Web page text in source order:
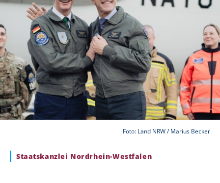
Foto: Land NRW / Marius Becker
Staatskanzlei Nordrhein-Westfalen